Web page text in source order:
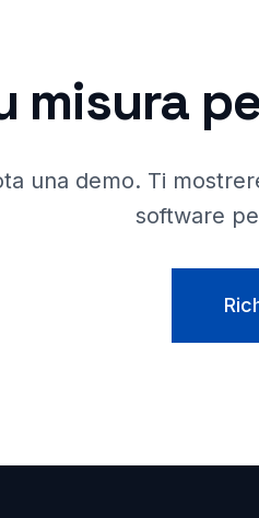
misura
una demo. Ti
software